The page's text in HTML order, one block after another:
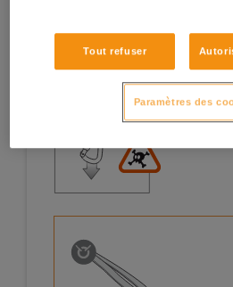
1. Ouverture du doigt,
Tout refuser
Paramètres des